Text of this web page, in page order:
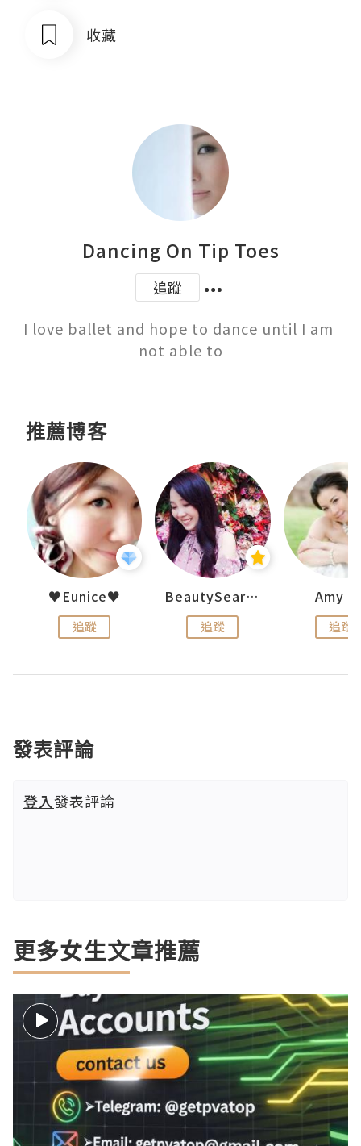
收藏
Dancing On Tip Toes
追蹤
I love ballet and hope to dance until I am
not able to
推薦博客
♥Eunice♥
追蹤
BeautySearch
追蹤
Amy
追蹤
發表評論
登入發表評論
更多女生文章推薦